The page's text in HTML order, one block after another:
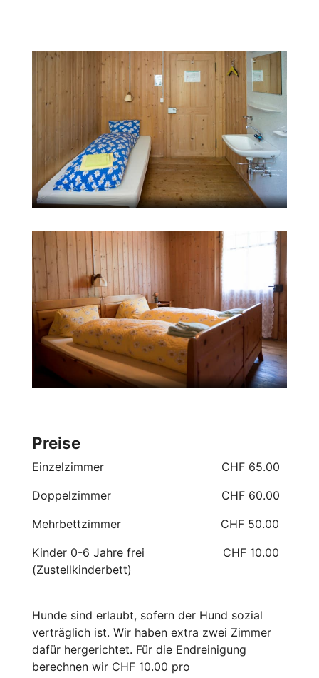
Preise
Einzelzimmer CHF 65.00
Doppelzimmer CHF 60.00
Mehrbettzimmer CHF 50.00
Kinder 0-6 Jahre frei CHF 10.00
(Zustellkinderbett)
Hunde sind erlaubt, sofern der Hund sozial
verträglich ist. Wir haben extra zwei Zimmer
dafür hergerichtet. Für die Endreinigung
berechnen wir CHF 10.00 pro